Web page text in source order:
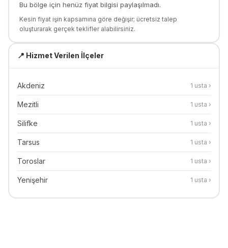
Bu bölge için henüz fiyat bilgisi paylaşılmadı.
Kesin fiyat işin kapsamına göre değişir; ücretsiz talep
oluşturarak gerçek teklifler alabilirsiniz.
📍 Hizmet Verilen İlçeler
Akdeniz 1 usta ›
Mezitli 1 usta ›
Silifke 1 usta ›
Tarsus 1 usta ›
Toroslar 1 usta ›
Yenişehir 1 usta ›